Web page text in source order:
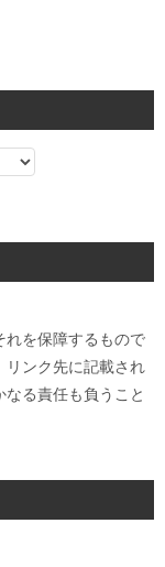
れを保障するもので
リンク先に記載され
る責任も負うこと